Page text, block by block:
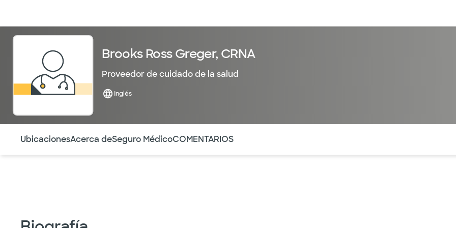
Brooks Ross Greger, CRNA
Proveedor de cuidado de la salud
Inglés
UbicacionesAcerca deSeguro MédicoCOMENTARIOS